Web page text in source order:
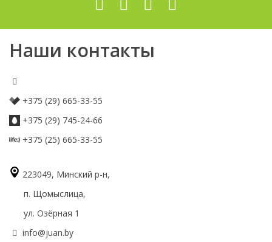
Наши контакты
+375 (29) 665-33-55
+375 (29) 745-24-66
+375 (25) 665-33-55
223049, Минский р-н,
п. Щомыслица,
ул. Озёрная 1
info@juan.by